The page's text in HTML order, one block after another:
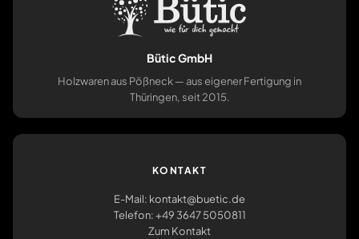
Bütic GmbH
Holzwaren aus Pößneck — aus eigener Fertigung in
Thüringen, seit 2015.
KONTAKT
E-Mail: kontakt@buetic.de
Telefon: +49 3647 5050811
Zum Kontakt